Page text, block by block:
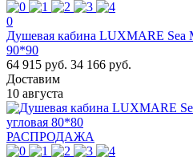
0
Душевая кабина LUXMARE Sea
90*90
64 915 руб. 34 166 руб.
Доставим
10 августа
РАСПРОДАЖА